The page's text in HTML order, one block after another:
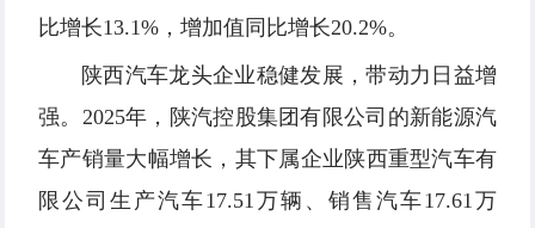
比增长13.1%，增加值同比增长20.2%。
陕西汽车龙头企业稳健发展，带动力日益增
强。2025年，陕汽控股集团有限公司的新能源汽
车产销量大幅增长，其下属企业陕西重型汽车有
限公司生产汽车17.51万辆、销售汽车17.61万